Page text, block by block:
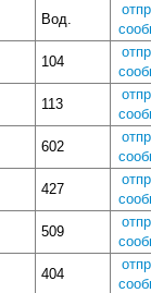
Вод.
104
113
602
427
509
404